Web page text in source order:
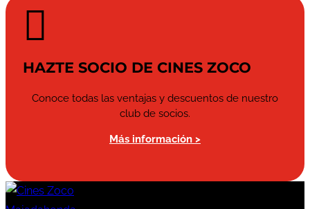

HAZTE SOCIO DE CINES ZOCO
Conoce todas las ventajas y descuentos de nuestro
club de socios.
Más información >